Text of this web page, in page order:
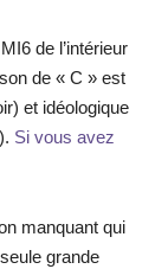
de l’intérieur
de « C » est
et idéologique
Si vous avez
manquant qui
grande